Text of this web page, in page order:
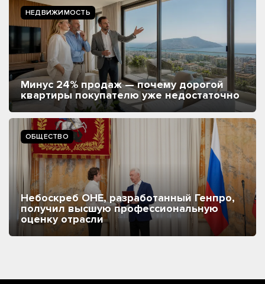
НЕДВИЖИМОСТЬ
Минус 24% продаж — почему дорогой
квартиры покупателю уже недостаточно
ОБЩЕСТВО
Небоскреб ОНЕ, разработанный Генпро,
получил высшую профессиональную
оценку отрасли